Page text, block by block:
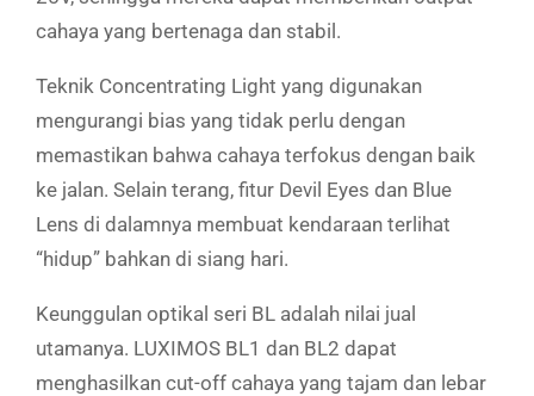
cahaya yang bertenaga dan stabil.
Teknik Concentrating Light yang digunakan
mengurangi bias yang tidak perlu dengan
memastikan bahwa cahaya terfokus dengan baik
ke jalan. Selain terang, fitur Devil Eyes dan Blue
Lens di dalamnya membuat kendaraan terlihat
“hidup” bahkan di siang hari.
Keunggulan optikal seri BL adalah nilai jual
utamanya. LUXIMOS BL1 dan BL2 dapat
menghasilkan cut-off cahaya yang tajam dan lebar